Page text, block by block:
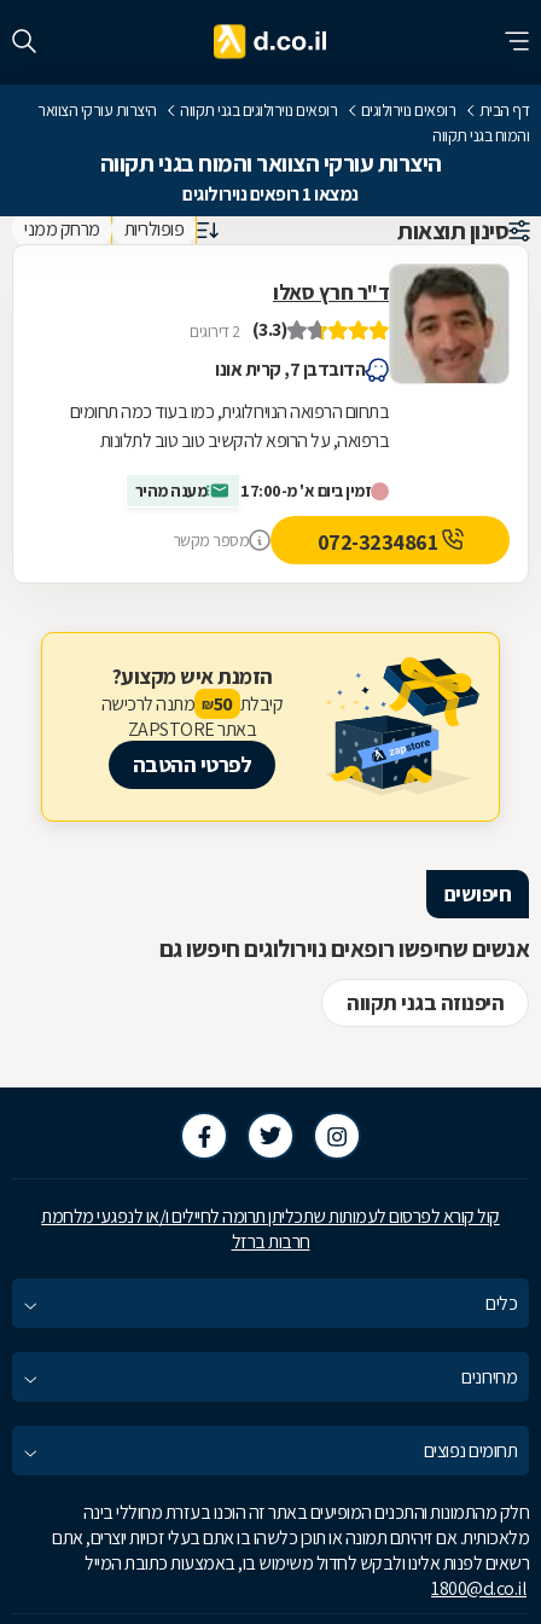
דף הבית רופאים נוירולוגים רופאים נוירולוגים בגני תקווה
היצרות עורקי הצוואר
והמוח בגני תקווה
היצרות עורקי הצוואר והמוח בגני תקווה
נמצאו 1 רופאים נוירולוגים
סינון תוצאות פופולריות מרחק ממני
ד"ר חרץ סאלו
(3.3) 2 דירוגים
הדובדבן 7, קרית אונו
בתחום הרפואה הנוירולוגית, כמו בעוד כמה תחומים
ברפואה, על הרופא להקשיב טוב טוב לתלונות
משנות...
זמין ביום א' מ-17:00 מענה מהיר
מספר מקשר
הזמנת איש מקצוע?
קיבלת 50
₪ מתנה לרכישה
באתר ZAPSTORE
לפרטי ההטבה
חיפושים
אנשים שחיפשו רופאים נוירולוגים חיפשו גם
היפנוזה בגני תקווה
קול קורא לפרסום לעמותות שתכליתן תרומה לחיילים ו/או לנפגעי מלחמת
חרבות ברזל
כלים
מחירונים
תחומים נפוצים
חלק מהתמונות והתכנים המופיעים באתר זה הוכנו בעזרת מחוללי בינה
מלאכותית. אם זיהיתם תמונה או תוכן כלשהו בו אתם בעלי זכויות יוצרים, אתם
רשאים לפנות אלינו ולבקש לחדול משימוש בו, באמצעות כתובת המייל
1800@d.co.il